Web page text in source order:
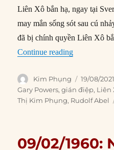
Liên Xô bắn hạ, ngay tại
may mắn sống sót sau cú
đã bị chính quyền Liên Xô
Continue reading“19/08/
Author
Kim Phụng
Posted
on
19/08/2021
Gary Powers,gián điệp, Liên
Thị Kim Phụng, Rudolf Abel
09/02/1960: